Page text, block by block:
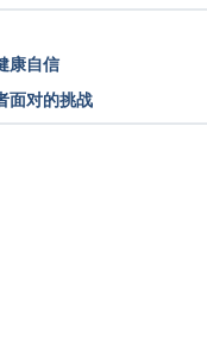
康自信
面对的挑战